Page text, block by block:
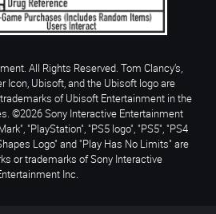
All Rights Reserved. Tom Clancy’s,
Icon, Ubisoft, and the Ubisoft logo are
of Ubisoft Entertainment in the
©2026 Sony Interactive Entertainment
"PlayStation", "PS5 logo", "PS5", "PS4
Logo" and "Play Has No Limits" are
or trademarks of Sony Interactive
Inc.